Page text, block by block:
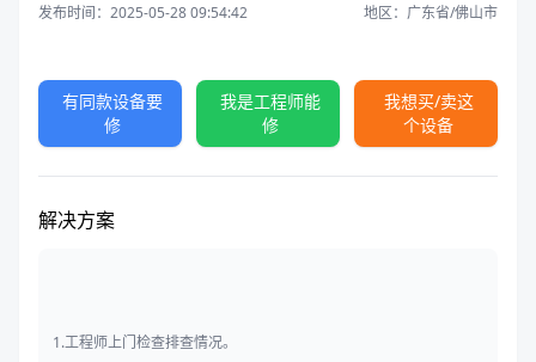
发布时间：2025-05-28 09:54:42 地区：广东省/佛山市
有同款设备要
修
我是工程师能
修
我想买/卖这
个设备
解决方案
1.工程师上门检查排查情况。